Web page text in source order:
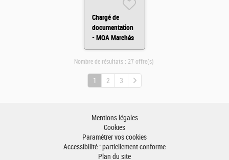
Chargé de
documentation
- MOA Marchés
Financiers H/F
Nombre de résultats : 27 offre(s)
1 2 3
Mentions légales
Cookies
Paramétrer vos cookies
Accessibilité : partiellement conforme
Plan du site